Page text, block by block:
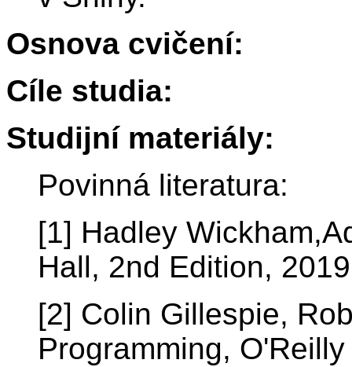
Osnova cvičení:
Cíle studia:
Studijní materiály:
Povinná literatura:
[1] Hadley
Hall, 2nd Edition, 2019
[2] Colin Gillespie,
Programming,